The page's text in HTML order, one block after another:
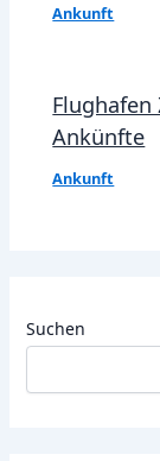
Ankunft
Flughafen
Ankünfte
Ankunft
Suchen